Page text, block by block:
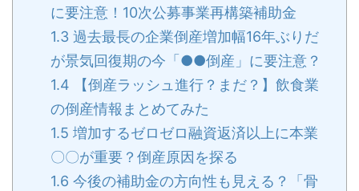
に要注意！10次公募事業再構築補助金
1.3 過去最長の企業倒産増加幅16年ぶりだ
が景気回復期の今「●●倒産」に要注意？
1.4 【倒産ラッシュ進行？まだ？】飲食業
の倒産情報まとめてみた
1.5 増加するゼロゼロ融資返済以上に本業
〇〇が重要？倒産原因を探る
1.6 今後の補助金の方向性も見える？「骨